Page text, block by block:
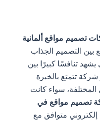
تصميم مواقع ألمانية
التصميم الجذاب
تنافسًا كبيرًا بين
تتمتع بالخبرة
المختلفة، سواء كانت
مواقع في
متوافق مع